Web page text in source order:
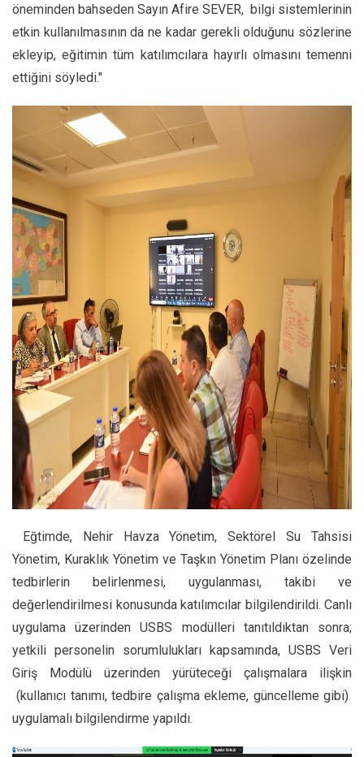
öneminden bahseden Sayın Afire SEVER, bilgi sistemlerinin
etkin kullanılmasının da ne kadar gerekli olduğunu sözlerine
ekleyip, eğitimin tüm katılımcılara hayırlı olmasını temenni
ettiğini söyledi."
Eğtimde, Nehir Havza Yönetim, Sektörel Su Tahsisi
Yönetim, Kuraklık Yönetim ve Taşkın Yönetim Planı özelinde
tedbirlerin belirlenmesi, uygulanması, takibi ve
değerlendirilmesi konusunda katılımcılar bilgilendirildi. Canlı
uygulama üzerinden USBS modülleri tanıtıldıktan sonra;
yetkili personelin sorumlulukları kapsamında, USBS Veri
Giriş Modülü üzerinden yürüteceği çalışmalara ilişkin
(kullanıcı tanımı, tedbire çalışma ekleme, güncelleme gibi)
uygulamalı bilgilendirme yapıldı.